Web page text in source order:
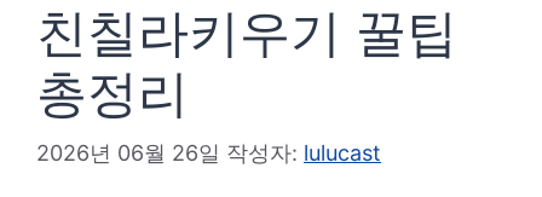
친칠라키우기 꿀팁
총정리
2026년 06월 26일 작성자: lulucast